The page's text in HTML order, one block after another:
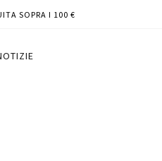
SOPRA I 100 €